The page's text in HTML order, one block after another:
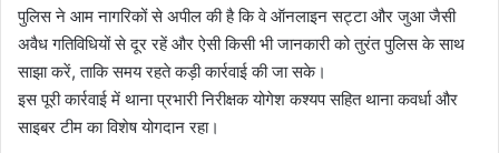
पुलिस ने आम नागरिकों से अपील की है कि वे ऑनलाइन सट्टा और जुआ जैसी
अवैध गतिविधियों से दूर रहें और ऐसी किसी भी जानकारी को तुरंत पुलिस के साथ
साझा करें, ताकि समय रहते कड़ी कार्रवाई की जा सके।
इस पूरी कार्रवाई में थाना प्रभारी निरीक्षक योगेश कश्यप सहित थाना कवर्धा और
साइबर टीम का विशेष योगदान रहा।